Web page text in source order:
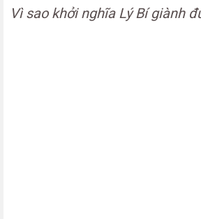
Vì sao khởi nghĩa Lý Bí giành